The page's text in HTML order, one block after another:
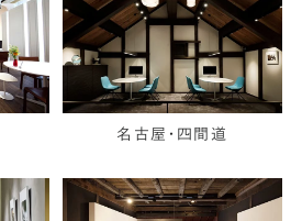
名古屋・四間道